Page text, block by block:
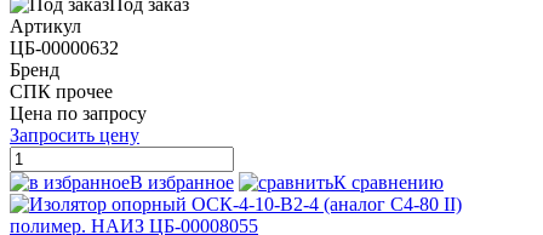
Артикул
ЦБ-00000632
Бренд
СПК прочее
Цена по запросу
Запросить цену
В избранное К сравнению